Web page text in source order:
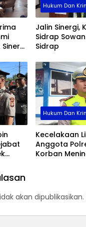
Hukum Dan
Jalin Sinergi,
Sidrap
Sidrap
Hukum Dan
Kecelakaan
Anggota
Korban
akan dipublikasikan.